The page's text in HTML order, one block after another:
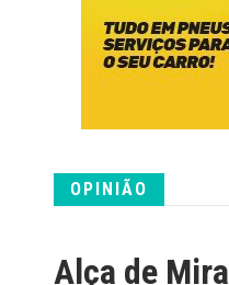
OPINIÃO
Alça de Mira